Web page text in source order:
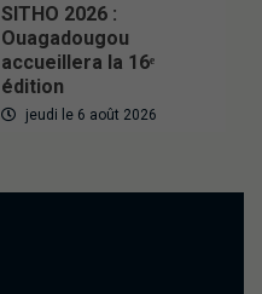
SITHO 2026 :
Ouagadougou
accueillera la 16ᵉ
édition
jeudi le 6 août 2026